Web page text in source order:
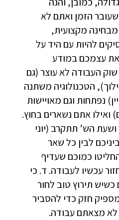
הזמן ואתם לא
מקצועית,
להיות עם היד על
את עצמכם במודע
העבודה לא עוצר (גם
הטכנולוגיה משתנה
נפתחות וגם מאויישות
ואילו אתם נשארים בחוץ.
הש’ תתקרב (יוני
לבין כל שאר
כמוכם שעדיף
עכשיו לעבודה. ד. כי
כשיש תירוץ טוב לחור
חזק כדי להסביר
מצאתם עבודה.